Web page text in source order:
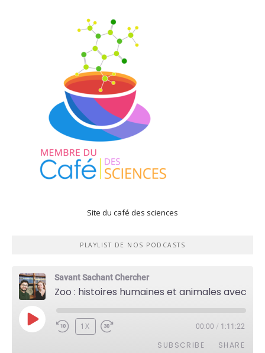
Site du café des sciences
PLAYLIST DE NOS PODCASTS
Savant Sachant Chercher
PLAY
EPISODE
1X 00:00 / 1:11:22
SUBSCRIBE SHARE